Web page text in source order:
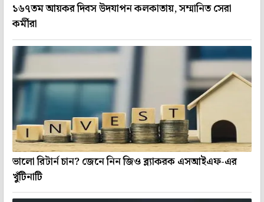
১৬৭তম আয়কর দিবস উদযাপন কলকাতায়, সম্মানিত সেরা
কর্মীরা
ভালো রিটার্ন চান? জেনে নিন জিও ব্ল্যাকরক এসআইএফ-এর
খুঁটিনাটি